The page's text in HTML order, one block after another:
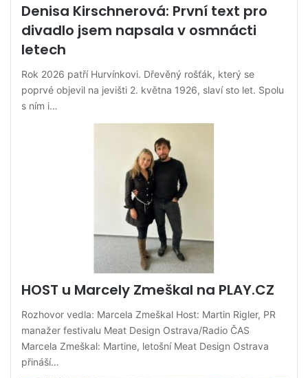
Denisa Kirschnerová: První text pro
divadlo jsem napsala v osmnácti
letech
Rok 2026 patří Hurvínkovi. Dřevěný rošťák, který se
poprvé objevil na jevišti 2. května 1926, slaví sto let. Spolu
s ním i…
HOST u Marcely Zmeškal na PLAY.CZ
Rozhovor vedla: Marcela Zmeškal Host: Martin Rigler, PR
manažer festivalu Meat Design Ostrava/Radio ČAS
Marcela Zmeškal: Martine, letošní Meat Design Ostrava
přináší…